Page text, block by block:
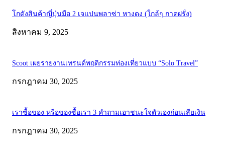
โกดังสินค้าญี่ปุ่นมือ 2 เจแปนพลาซ่า หางดง (ใกล้ๆ กาดฝรั่ง)
สิงหาคม 9, 2025
Scoot เผยรายงานเทรนด์พฤติกรรมท่องเที่ยวแบบ “Solo Travel”
กรกฎาคม 30, 2025
เราซื้อของ หรือของซื้อเรา 3 คำถามเอาชนะใจตัวเองก่อนเสียเงิน
กรกฎาคม 30, 2025